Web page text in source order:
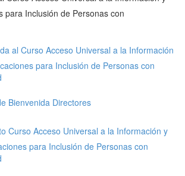
para Inclusión de Personas con
al Curso Acceso Universal a la Información
para Inclusión de Personas con
Bienvenida Directores
Curso Acceso Universal a la Información y
para Inclusión de Personas con